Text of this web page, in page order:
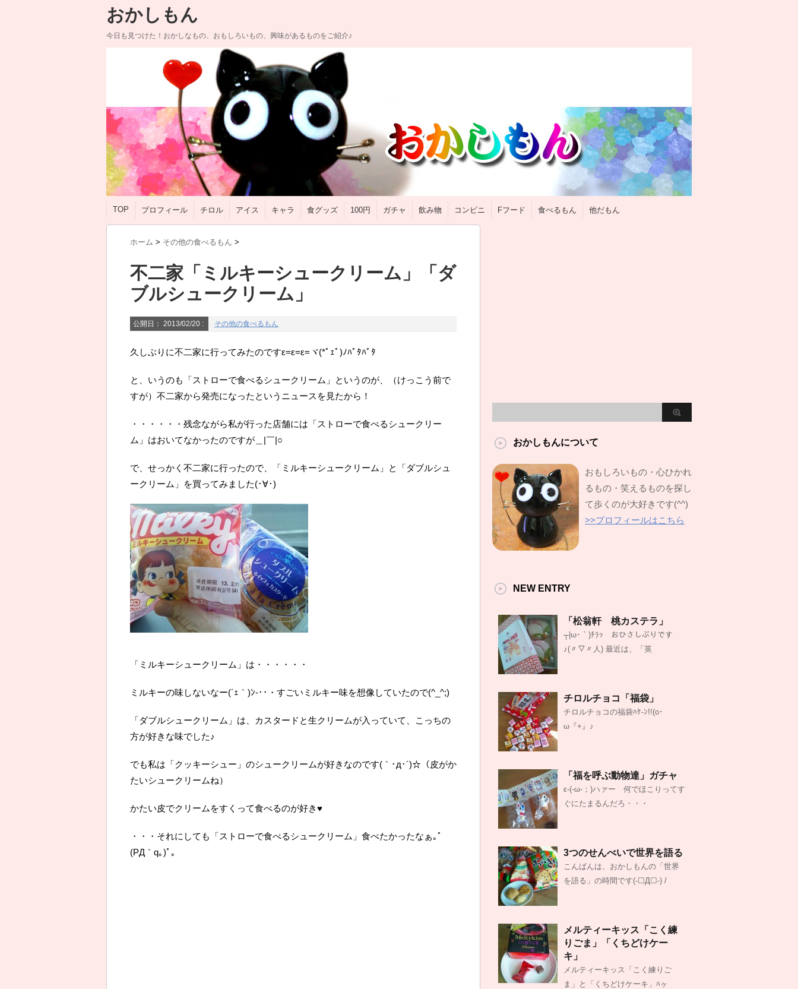
おかしもん
今日も見つけた！おかしなもの、おもしろいもの、興味があるものをご紹介♪
TOP プロフィール チロル アイス キャラ 食グッズ 100円 ガチャ 飲み物 コンビニ Fフード 食べるもん 他だもん
ホーム > その他の食べるもん >
不二家「ミルキーシュークリーム」「ダ
ブルシュークリーム」
公開日： 2013/02/20 : その他の食べるもん
久しぶりに不二家に行ってみたのですε=ε=ε=ヾ(*ﾟｪﾟ)ﾉﾊﾟﾀﾊﾟﾀ
と、いうのも「ストローで食べるシュークリーム」というのが、（けっこう前で
すが）不二家から発売になったというニュースを見たから！
・・・・・・残念ながら私が行った店舗には「ストローで食べるシュークリー
ム」はおいてなかったのですが＿|￣|○
で、せっかく不二家に行ったので、「ミルキーシュークリーム」と「ダブルシュ
ークリーム」を買ってみました(･∀･)
「ミルキーシュークリーム」は・・・・・・
ミルキーの味しないなー(´ｪ｀)ﾝ-･･・すごいミルキー味を想像していたので(^_^;)
「ダブルシュークリーム」は、カスタードと生クリームが入っていて、こっちの
方が好きな味でした♪
でも私は「クッキーシュー」のシュークリームが好きなのです(｀･д･´)☆（皮がか
たいシュークリームね）
かたい皮でクリームをすくって食べるのが好き♥
・・・それにしても「ストローで食べるシュークリーム」食べたかったなぁ｡ﾟ
(PД｀q｡)ﾟ｡
おかしもんについて
おもしろいもの・心ひかれ
るもの・笑えるものを探し
て歩くのが大好きです(^^)
>>プロフィールはこちら
NEW ENTRY
「松翁軒 桃カステラ」
┬|ω･｀)ﾁﾗｯ おひさしぶりです
♪(〃▽〃人) 最近は、「英
チロルチョコ「福袋」
チロルチョコの福袋ﾊｹ-ﾝ!!(o･
ω『+』♪
「福を呼ぶ動物達」ガチャ
ε-(‐ω‐；)ハァー 何でほこりってす
ぐにたまるんだろ・・・
3つのせんべいで世界を語る
こんばんは、おかしもんの「世界
を語る」の時間です(-☐Д☐-) /
メルティーキッス「こく練
りごま」「くちどけケー
キ」
メルティーキッス「こく練りご
ま」と「くちどけケーキ」ﾊヶ